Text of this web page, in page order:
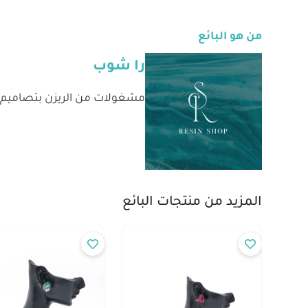
من هو البائع
را شوب
مشغولات من الريزن بتصاميم
المزيد من منتجات البائع